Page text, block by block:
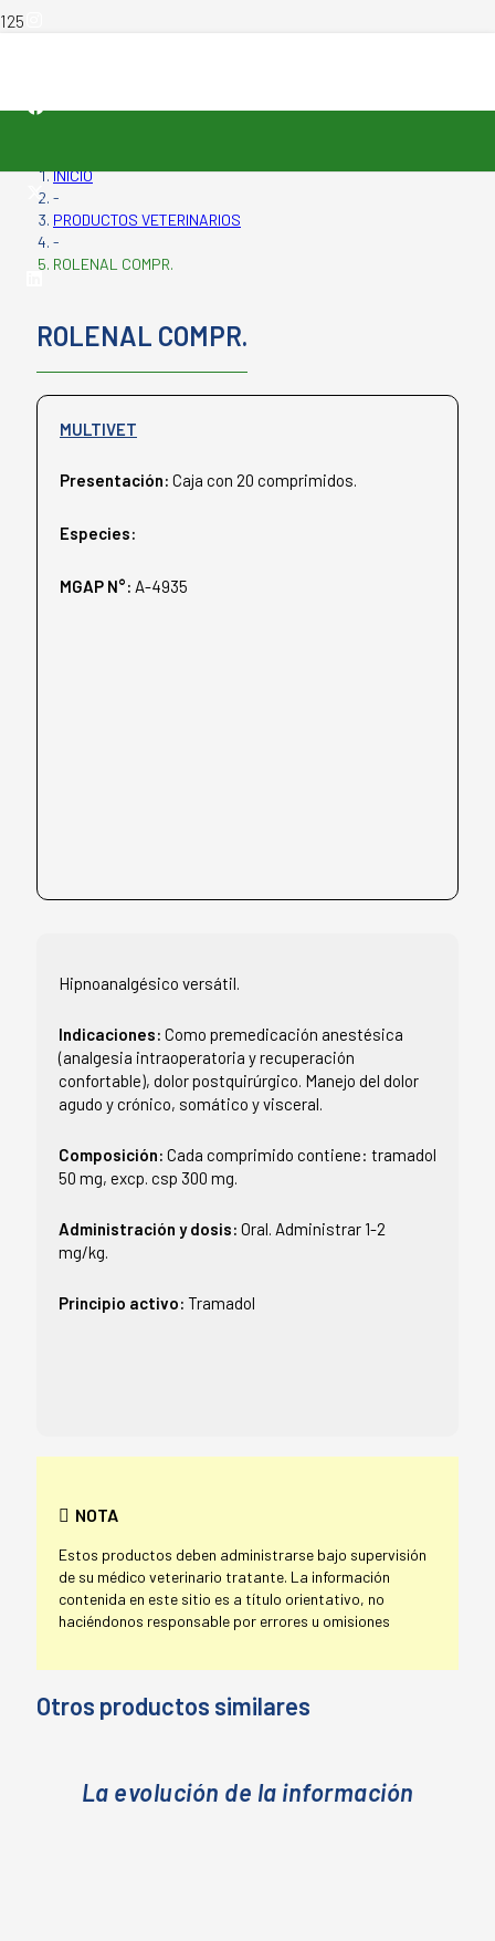
INICIO
-
PRODUCTOS VETERINARIOS
-
ROLENAL COMPR.
ROLENAL COMPR.
MULTIVET
Presentación: Caja con 20 comprimidos.
Especies:
MGAP N°: A-4935
Hipnoanalgésico versátil.
Indicaciones: Como premedicación anestésica
(analgesia intraoperatoria y recuperación
confortable), dolor postquirúrgico. Manejo del dolor
agudo y crónico, somático y visceral.
Composición: Cada comprimido contiene: tramadol
50 mg, excp. csp 300 mg.
Administración y dosis: Oral. Administrar 1-2
mg/kg.
Principio activo: Tramadol
NOTA
Estos productos deben administrarse bajo supervisión
de su médico veterinario tratante. La información
contenida en este sitio es a título orientativo, no
haciéndonos responsable por errores u omisiones
Otros productos similares
La evolución de la información